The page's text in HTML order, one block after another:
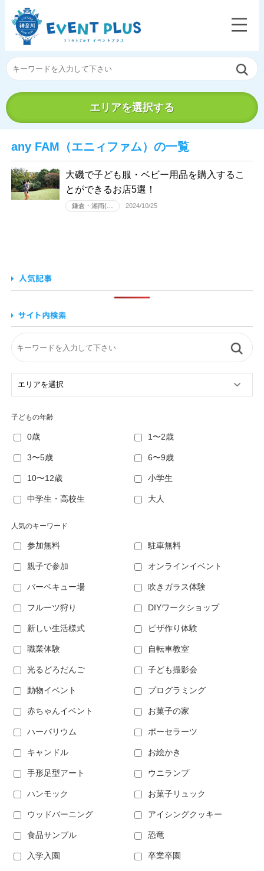
エリアを選択する
any FAM（エニィファム）の一覧
大磯で子ども服・ベビー用品を購入するこ
とができるお店5選！
鎌倉・湘南(… 2024/10/25
子どもの年齢
0歳 1〜2歳
3〜5歳 6〜9歳
10〜12歳 小学生
中学生・高校生 大人
人気のキーワード
参加無料 駐車無料
親子で参加 オンラインイベント
バーベキュー場 吹きガラス体験
フルーツ狩り DIYワークショップ
新しい生活様式 ピザ作り体験
職業体験 自転車教室
光るどろだんご 子ども撮影会
動物イベント プログラミング
赤ちゃんイベント お菓子の家
ハーバリウム ポーセラーツ
キャンドル お絵かき
手形足型アート ウニランプ
ハンモック お菓子リュック
ウッドバーニング アイシングクッキー
食品サンプル 恐竜
入学入園 卒業卒園